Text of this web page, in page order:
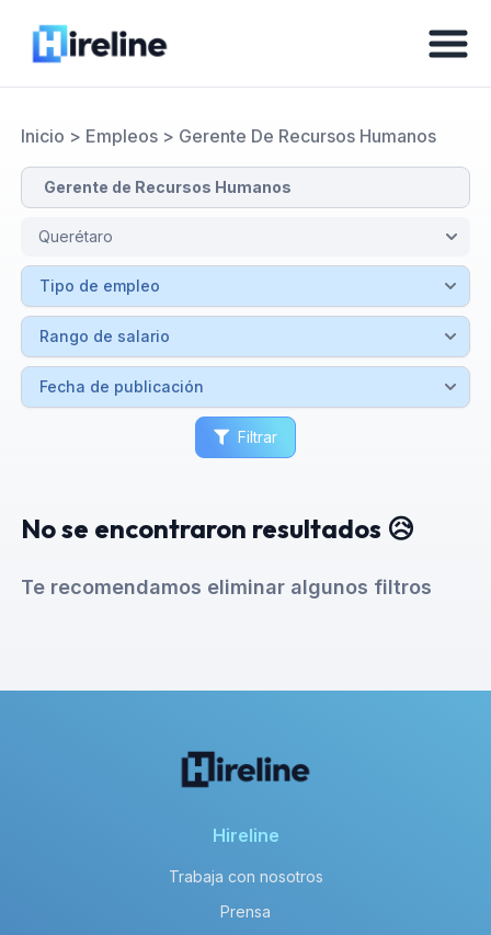
Inicio > Empleos> Gerente De Recursos Humanos
Filtrar
No se encontraron resultados 😥
Te recomendamos eliminar algunos filtros
Hireline
Trabaja con nosotros
Prensa